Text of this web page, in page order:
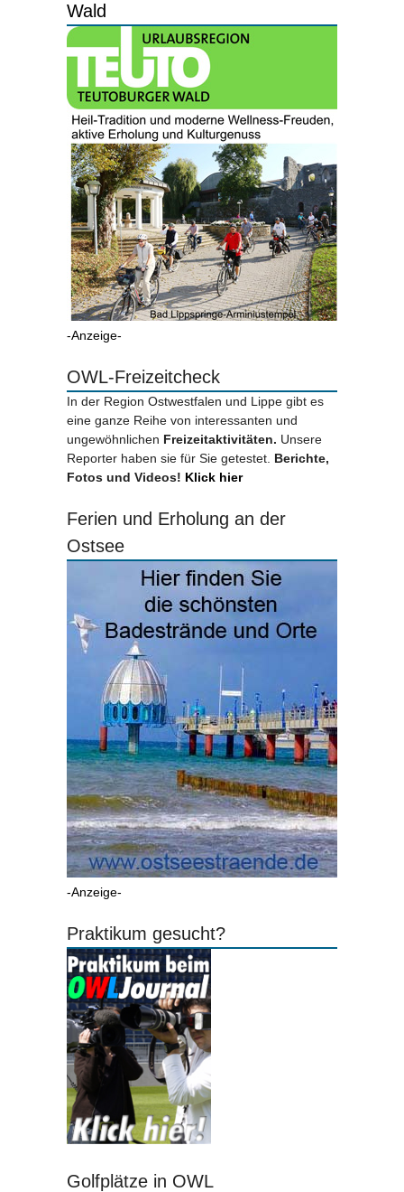
Wald
-Anzeige-
OWL-Freizeitcheck
In der Region Ostwestfalen und Lippe gibt es
eine ganze Reihe von interessanten und
ungewöhnlichen Freizeitaktivitäten. Unsere
Reporter haben sie für Sie getestet. Berichte,
Fotos und Videos! Klick hier
Ferien und Erholung an der
Ostsee
-Anzeige-
Praktikum gesucht?
Golfplätze in OWL